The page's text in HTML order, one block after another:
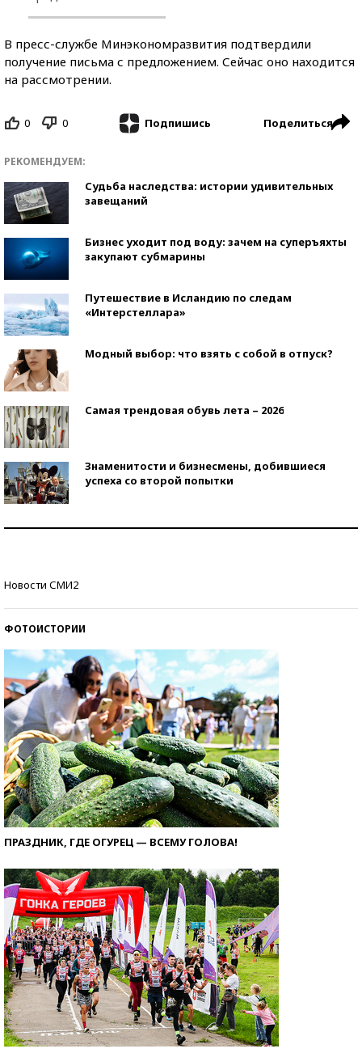
В пресс-службе Минэкономразвития подтвердили
получение письма с предложением. Сейчас оно находится
на рассмотрении.
0 0 Подпишись Поделиться
РЕКОМЕНДУЕМ:
Судьба наследства: истории удивительных
завещаний
Бизнес уходит под воду: зачем на суперъяхты
закупают субмарины
Путешествие в Исландию по следам
«Интерстеллара»
Модный выбор: что взять с собой в отпуск?
Самая трендовая обувь лета – 2026
Знаменитости и бизнесмены, добившиеся
успеха со второй попытки
Новости СМИ2
ФОТОИСТОРИИ
ПРАЗДНИК, ГДЕ ОГУРЕЦ — ВСЕМУ ГОЛОВА!